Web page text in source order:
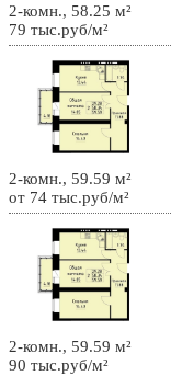
2-комн., 58.25 м²
79 тыс.руб/м²
2-комн., 59.59 м²
от 74 тыс.руб/м²
2-комн., 59.59 м²
90 тыс.руб/м²